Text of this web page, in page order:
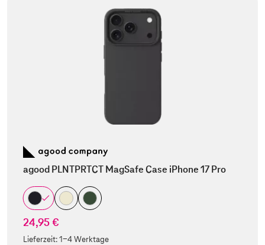
agood PLNTPRTCT MagSafe Case iPhone 17 Pro
24,95 €
Lieferzeit:1-4 Werktage